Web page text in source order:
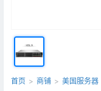
首页 > 商铺 > 美国服务器